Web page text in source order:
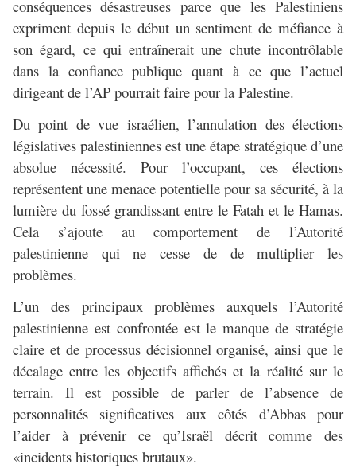
conséquences désastreuses parce que les Palestiniens
expriment depuis le début un sentiment de méfiance à
son égard, ce qui entraînerait une chute incontrôlable
dans la confiance publique quant à ce que l’actuel
dirigeant de l’AP pourrait faire pour la Palestine.
Du point de vue israélien, l’annulation des élections
législatives palestiniennes est une étape stratégique d’une
absolue nécessité. Pour l’occupant, ces élections
représentent une menace potentielle pour sa sécurité, à la
lumière du fossé grandissant entre le Fatah et le Hamas.
Cela s’ajoute au comportement de l’Autorité
palestinienne qui ne cesse de de multiplier les
problèmes.
L’un des principaux problèmes auxquels l’Autorité
palestinienne est confrontée est le manque de stratégie
claire et de processus décisionnel organisé, ainsi que le
décalage entre les objectifs affichés et la réalité sur le
terrain. Il est possible de parler de l’absence de
personnalités significatives aux côtés d’Abbas pour
l’aider à prévenir ce qu’Israël décrit comme des
«incidents historiques brutaux».